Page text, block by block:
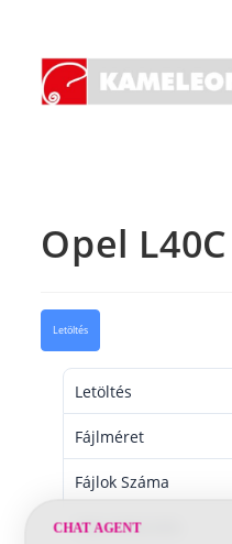
content
Opel
Letöltés
Letöltés
Fájlméret
Fájlok Száma
Dátumkészítés
CHAT AGENT